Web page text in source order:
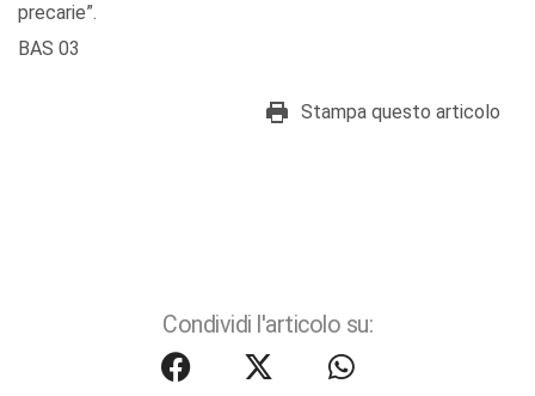
precarie”.
BAS 03
Stampa questo articolo
Condividi l'articolo su: